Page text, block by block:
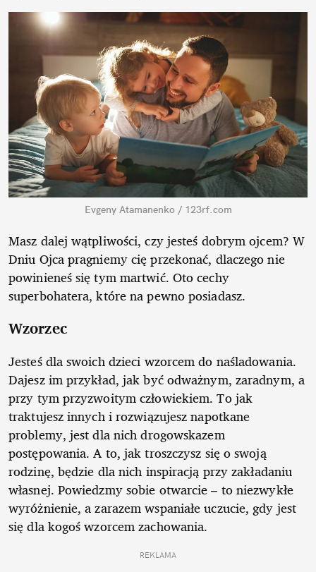
Evgeny Atamanenko / 123rf.com
Masz dalej wątpliwości, czy jesteś dobrym ojcem? W
Dniu Ojca pragniemy cię przekonać, dlaczego nie
powinieneś się tym martwić. Oto cechy
superbohatera, które na pewno posiadasz.
Wzorzec
Jesteś dla swoich dzieci wzorcem do naśladowania.
Dajesz im przykład, jak być odważnym, zaradnym, a
przy tym przyzwoitym człowiekiem. To jak
traktujesz innych i rozwiązujesz napotkane
problemy, jest dla nich drogowskazem
postępowania. A to, jak troszczysz się o swoją
rodzinę, będzie dla nich inspiracją przy zakładaniu
własnej. Powiedzmy sobie otwarcie – to niezwykłe
wyróżnienie, a zarazem wspaniałe uczucie, gdy jest
się dla kogoś wzorcem zachowania.
REKLAMA